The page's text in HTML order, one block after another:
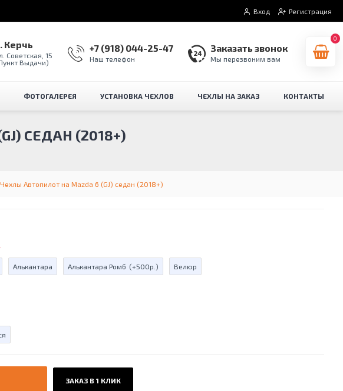
Вход Регистрация
Керчь
Советская, 15
Выдачи)
+7 (918) 044-25-47
Наш телефон
Заказать звонок
Мы перезвоним вам
0
ФОТОГАЛЕРЕЯ УСТАНОВКА ЧЕХЛОВ ЧЕХЛЫ НА ЗАКАЗ КОНТАКТЫ
Чехлы Автопилот на Mazda 6 (GJ) седан (2018+)
СЕДАН (2018+)
Алькантара Алькантара Ромб (+500р.) Велюр
ЗАКАЗ В 1 КЛИК